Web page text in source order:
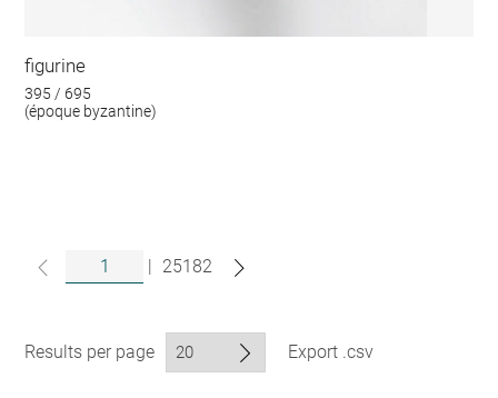
figurine
395 / 695
(époque byzantine)
| 25182
Results per page Export .csv